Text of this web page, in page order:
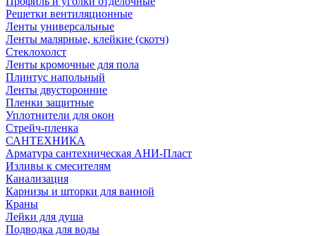
Решетки вентиляционные
Ленты универсальные
Ленты малярные, клейкие (скотч)
Стеклохолст
Ленты кромочные для пола
Плинтус напольный
Ленты двусторонние
Пленки защитные
Уплотнители для окон
Стрейч-пленка
САНТЕХНИКА
Арматура сантехническая АНИ-Пласт
Изливы к смесителям
Канализация
Карнизы и шторки для ванной
Краны
Лейки для душа
Подводка для воды